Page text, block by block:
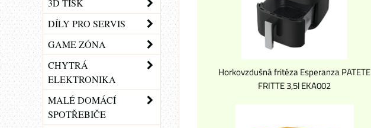
Horkovzdušná fritéza Esperanza PATETE
FRITTE 3,5l EKA002
3D TISK
DÍLY PRO SERVIS
GAME ZÓNA
CHYTRÁ
ELEKTRONIKA
MALÉ DOMÁCÍ
SPOTŘEBIČE